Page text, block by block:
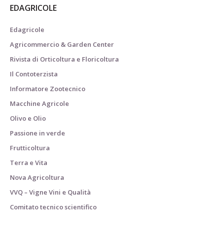
EDAGRICOLE
Edagricole
Agricommercio & Garden Center
Rivista di Orticoltura e Floricoltura
Il Contoterzista
Informatore Zootecnico
Macchine Agricole
Olivo e Olio
Passione in verde
Frutticoltura
Terra e Vita
Nova Agricoltura
VVQ – Vigne Vini e Qualità
Comitato tecnico scientifico